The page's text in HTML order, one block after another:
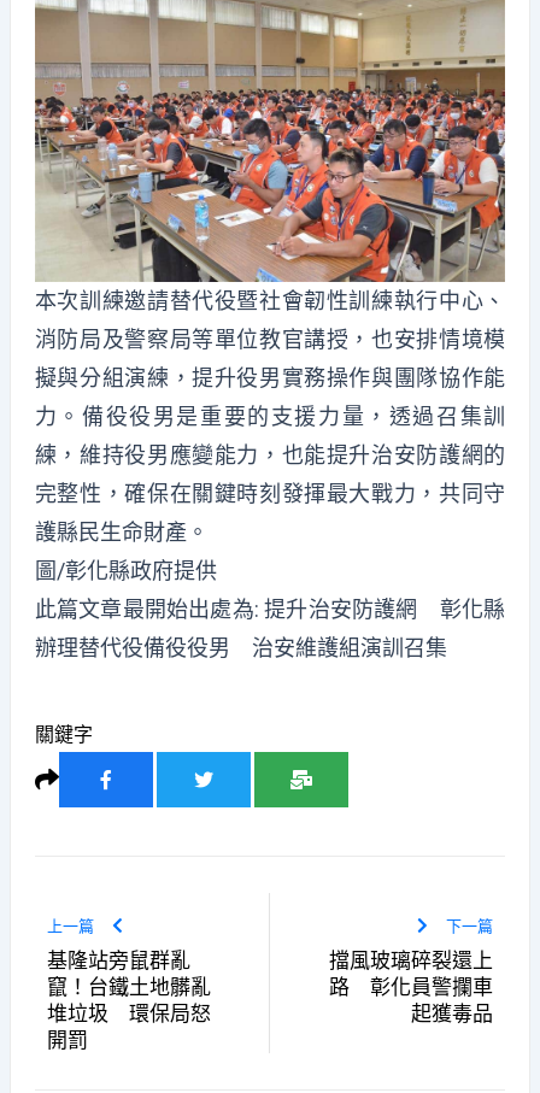
本次訓練邀請替代役暨社會韌性訓練執行中心、
消防局及警察局等單位教官講授，也安排情境模
擬與分組演練，提升役男實務操作與團隊協作能
力。備役役男是重要的支援力量，透過召集訓
練，維持役男應變能力，也能提升治安防護網的
完整性，確保在關鍵時刻發揮最大戰力，共同守
護縣民生命財產。
圖/彰化縣政府提供
此篇文章最開始出處為:提升治安防護網 彰化縣
辦理替代役備役役男 治安維護組演訓召集
關鍵字
上一篇
基隆站旁鼠群亂
竄！台鐵土地髒亂
堆垃圾 環保局怒
開罰
下一篇
擋風玻璃碎裂還上
路 彰化員警攔車
起獲毒品